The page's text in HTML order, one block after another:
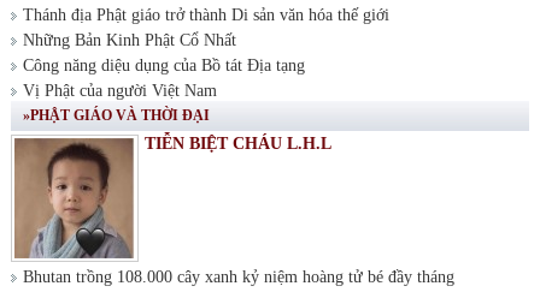
Thánh địa Phật giáo trở thành Di sản văn hóa thế giới
Những Bản Kinh Phật Cổ Nhất
Công năng diệu dụng của Bồ tát Địa tạng
Vị Phật của người Việt Nam
»PHẬT GIÁO VÀ THỜI ĐẠI
TIỄN BIỆT CHÁU L.H.L
Bhutan trồng 108.000 cây xanh kỷ niệm hoàng tử bé đầy tháng